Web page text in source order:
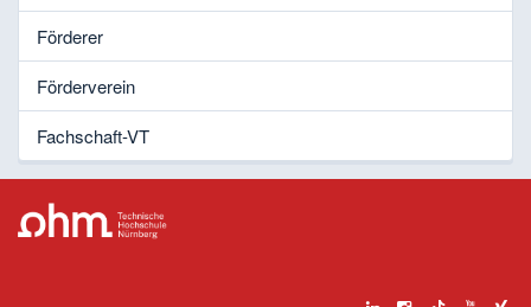
Förderer
Förderverein
Fachschaft-VT